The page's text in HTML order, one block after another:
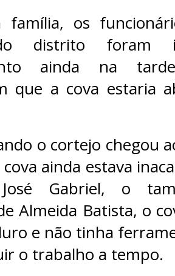
família, os
distrito foram
ainda na
que a cova estaria
o cortejo chegou
ainda estava
Gabriel, o
Almeida Batista, o
e não tinha
o trabalho a tempo.